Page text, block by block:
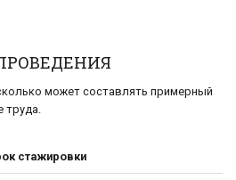
может составлять примерный
стажировки